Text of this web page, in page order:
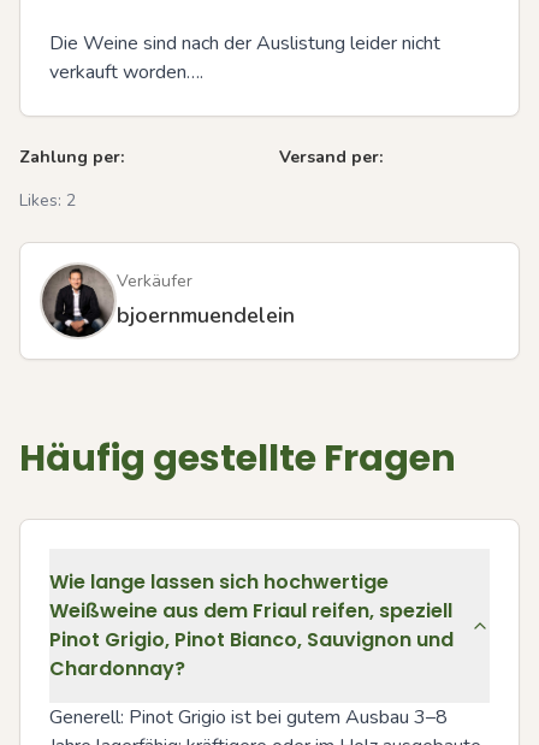
Die Weine sind nach der Auslistung leider nicht
verkauft worden….
Zahlung per:
Versand per:
Likes: 2
Verkäufer
bjoernmuendelein
Häufig gestellte Fragen
Wie lange lassen sich hochwertige
Weißweine aus dem Friaul reifen, speziell
Pinot Grigio, Pinot Bianco, Sauvignon und
Chardonnay?
Generell: Pinot Grigio ist bei gutem Ausbau 3–8